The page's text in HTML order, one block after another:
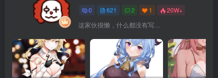
0 621 2 1 20W+
这家伙很懒，什么都没有写...